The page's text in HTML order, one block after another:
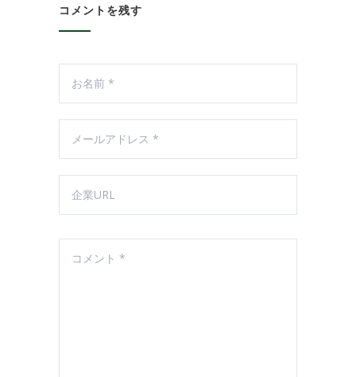
コメントを残す